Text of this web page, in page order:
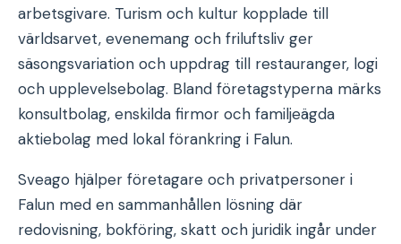
arbetsgivare. Turism och kultur kopplade till
världsarvet, evenemang och friluftsliv ger
säsongsvariation och uppdrag till restauranger, logi
och upplevelsebolag. Bland företagstyperna märks
konsultbolag, enskilda firmor och familjeägda
aktiebolag med lokal förankring i Falun.
Sveago hjälper företagare och privatpersoner i
Falun med en sammanhållen lösning där
redovisning, bokföring, skatt och juridik ingår under